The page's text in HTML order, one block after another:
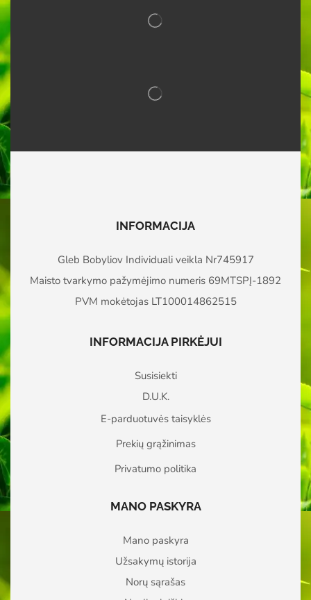
INFORMACIJA
Gleb Bobyliov Individuali veikla Nr745917
Maisto tvarkymo pažymėjimo numeris 69MTSPĮ-1892
PVM mokėtojas LT100014862515
INFORMACIJA PIRKĖJUI
Susisiekti
D.U.K.
E-parduotuvės taisyklės
Prekių grąžinimas
Privatumo politika
MANO PASKYRA
Mano paskyra
Užsakymų istorija
Norų sąrašas